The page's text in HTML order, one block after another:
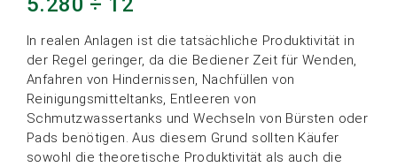
In realen Anlagen ist die tatsächliche Produktivität in
der Regel geringer, da die Bediener Zeit für Wenden,
Anfahren von Hindernissen, Nachfüllen von
Reinigungsmitteltanks, Entleeren von
Schmutzwassertanks und Wechseln von Bürsten oder
Pads benötigen. Aus diesem Grund sollten Käufer
sowohl die theoretische Produktivität als auch die